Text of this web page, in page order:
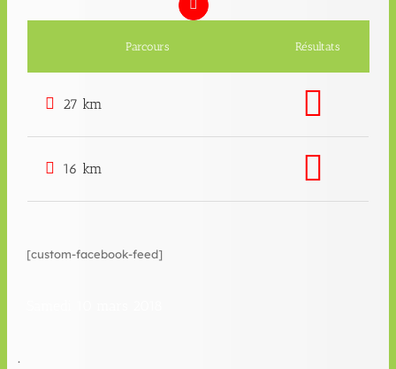
Parcours Résultats
27 km
16 km
[custom-facebook-feed]
.